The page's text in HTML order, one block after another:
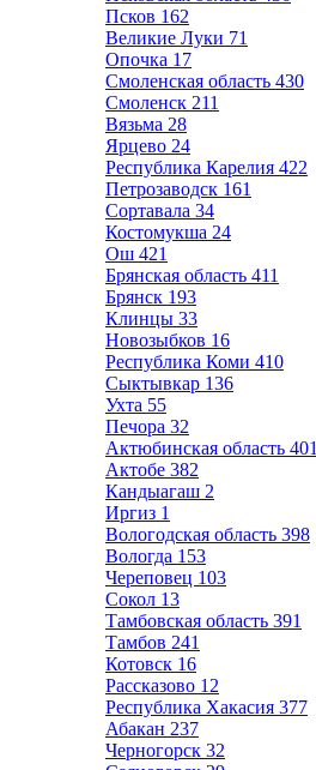
Псков 162
Великие Луки 71
Опочка 17
Смоленская область 430
Смоленск 211
Вязьма 28
Ярцево 24
Республика Карелия 422
Петрозаводск 161
Сортавала 34
Костомукша 24
Ош 421
Брянская область 411
Брянск 193
Клинцы 33
Новозыбков 16
Республика Коми 410
Сыктывкар 136
Ухта 55
Печора 32
Актюбинская область 401
Актобе 382
Кандыагаш 2
Иргиз 1
Вологодская область 398
Вологда 153
Череповец 103
Сокол 13
Тамбовская область 391
Тамбов 241
Котовск 16
Рассказово 12
Республика Хакасия 377
Абакан 237
Черногорск 32